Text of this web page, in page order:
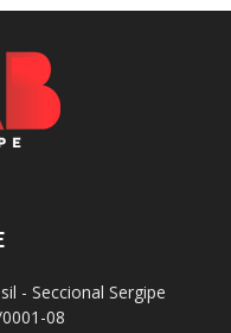
- Seccional Sergipe
08